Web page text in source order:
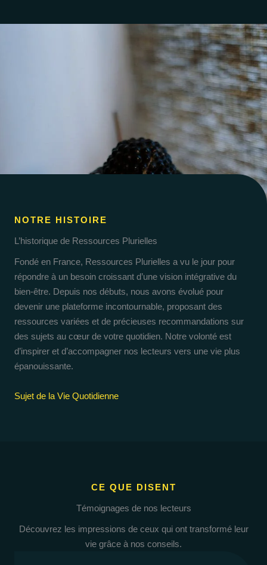
NOTRE HISTOIRE
L’historique de Ressources Plurielles
Fondé en France, Ressources Plurielles a vu le jour pour
répondre à un besoin croissant d’une vision intégrative du
bien-être. Depuis nos débuts, nous avons évolué pour
devenir une plateforme incontournable, proposant des
ressources variées et de précieuses recommandations sur
des sujets au cœur de votre quotidien. Notre volonté est
d’inspirer et d’accompagner nos lecteurs vers une vie plus
épanouissante.
Sujet de la Vie Quotidienne
CE QUE DISENT
Témoignages de nos lecteurs
Découvrez les impressions de ceux qui ont transformé leur
vie grâce à nos conseils.